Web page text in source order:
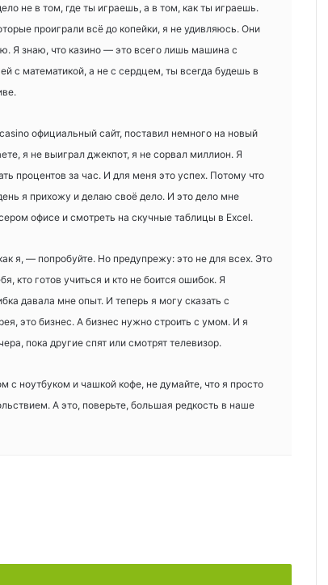
не в том, где ты играешь, а в том, как ты играешь.
проиграли всё до копейки, я не удивляюсь. Они
Я знаю, что казино — это всего лишь машина с
с математикой, а не с сердцем, ты всегда будешь в
официальный сайт, поставил немного на новый
я не выиграл джекпот, я не сорвал миллион. Я
процентов за час. И для меня это успех. Потому что
я прихожу и делаю своё дело. И это дело мне
офисе и смотреть на скучные таблицы в Excel.
я, — попробуйте. Но предупрежу: это не для всех. Это
кто готов учиться и кто не боится ошибок. Я
давала мне опыт. И теперь я могу сказать с
это бизнес. А бизнес нужно строить с умом. И я
пока другие спят или смотрят телевизор.
с ноутбуком и чашкой кофе, не думайте, что я просто
А это, поверьте, большая редкость в наше